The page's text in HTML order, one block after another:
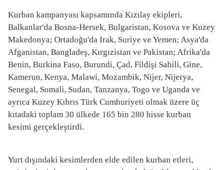
Kurban kampanyası kapsamında Kızılay ekipleri,
Balkanlar'da Bosna-Hersek, Bulgaristan, Kosova ve Kuzey
Makedonya; Ortadoğu'da Irak, Suriye ve Yemen; Asya'da
Afganistan, Bangladeş, Kırgızistan ve Pakistan; Afrika'da
Benin, Burkina Faso, Burundi, Çad, Fildişi Sahili, Gine,
Kamerun, Kenya, Malawi, Mozambik, Nijer, Nijerya,
Senegal, Somali, Sudan, Tanzanya, Togo ve Uganda ve
ayrıca Kuzey Kıbrıs Türk Cumhuriyeti olmak üzere üç
kıtadaki toplam 30 ülkede 165 bin 280 hisse kurban
kesimi gerçekleştirdi.
Yurt dışındaki kesimlerden elde edilen kurban etleri,